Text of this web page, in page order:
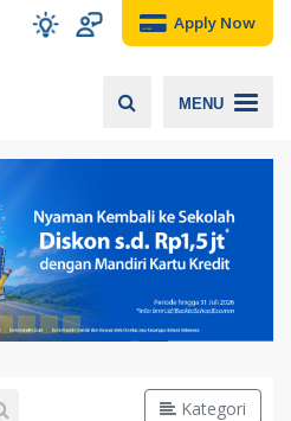
Apply Now
MENU
Kategori